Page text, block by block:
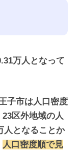
万人となって
子市は人口密度
区外地域の人
人となることか
人口密度順で見